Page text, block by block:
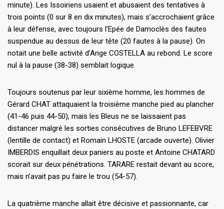
minute). Les Issoiriens usaient et abusaient des tentatives à
trois points (0 sur 8 en dix minutes), mais s’accrochaient grâce
à leur défense, avec toujours l’Epée de Damoclès des fautes
suspendue au dessus de leur tête (20 fautes à la pause). On
notait une belle activité d’Ange COSTELLA au rebond. Le score
nul à la pause (38-38) semblait logique.
Toujours soutenus par leur sixième homme, les hommes de
Gérard CHAT attaquaient la troisième manche pied au plancher
(41-46 puis 44-50), mais les Bleus ne se laissaient pas
distancer malgré les sorties consécutives de Bruno LEFEBVRE
(lentille de contact) et Romain LHOSTE (arcade ouverte). Olivier
IMBERDIS enquillait deux paniers au poste et Antoine CHATARD
scorait sur deux pénétrations. TARARE restait devant au score,
mais n’avait pas pu faire le trou (54-57).
La quatrième manche allait être décisive et passionnante, car